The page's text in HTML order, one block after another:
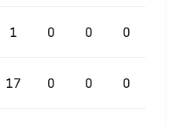
1 0 0 0
17 0 0 0